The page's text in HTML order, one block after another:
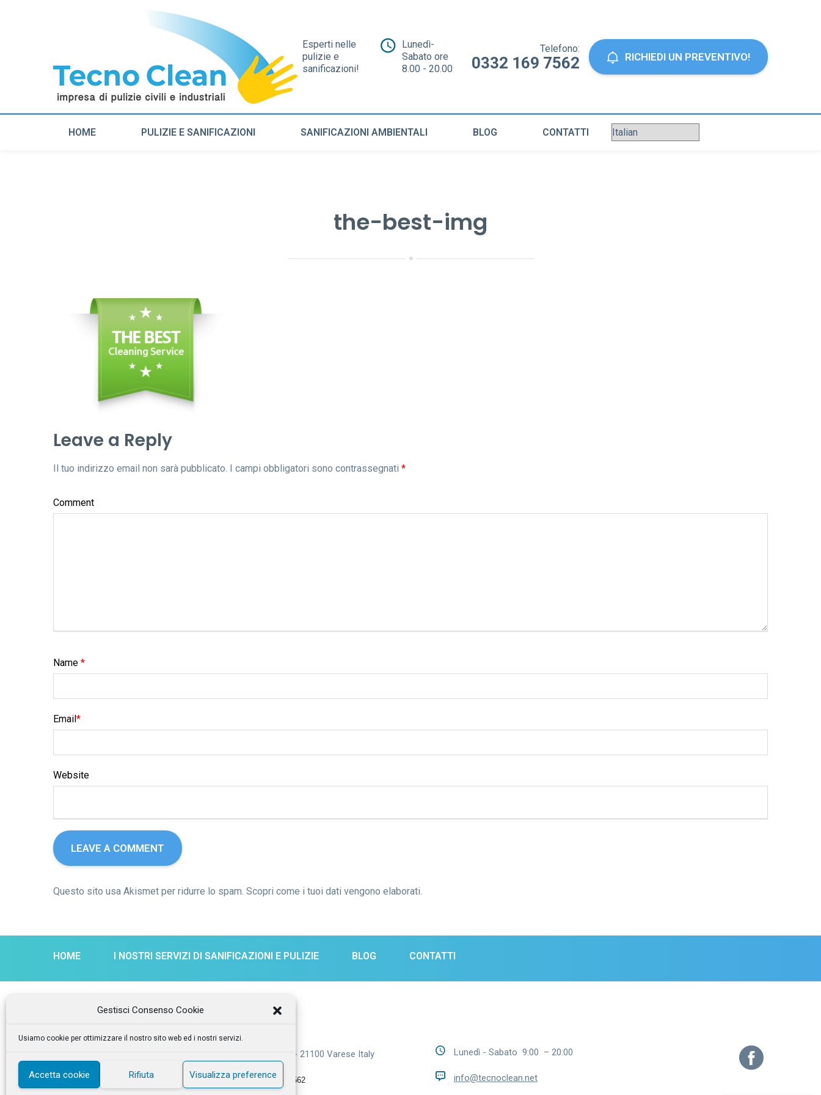
Gestisci Consenso Cookie
Usiamo cookie per ottimizzare il nostro sito web ed i nostri servizi.
Accetta cookie Rifiuta Visualizza preference
Esperti nelle
pulizie e
sanificazioni!
Lunedì-
Sabato ore
8.00 - 20.00
Telefono:
0332 169 7562 RICHIEDI UN PREVENTIVO!
HOME PULIZIE E SANIFICAZIONI SANIFICAZIONI AMBIENTALI BLOG CONTATTI
the-best-img
Leave a Reply
Il tuo indirizzo email non sarà pubblicato. I campi obbligatori sono contrassegnati *
Comment
Name *
Email*
Website
Questo sito usa Akismet per ridurre lo spam. Scopri come i tuoi dati vengono elaborati.
HOME I NOSTRI SERVIZI DI SANIFICAZIONI E PULIZIE BLOG CONTATTI
Via Milano 19 - 21100 Varese Italy
+39 0332 169 7562
Lunedì - Sabato 9:00 – 20:00
info@tecnoclean.net